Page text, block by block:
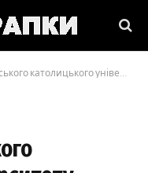
налагодили виробництво турнікетів для ЗСУ